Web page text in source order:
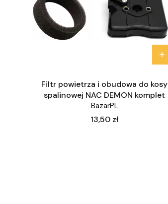
Filtr powietrza i obudowa do kosy
spalinowej NAC DEMON komplet
BazarPL
Cena
13,50 zł